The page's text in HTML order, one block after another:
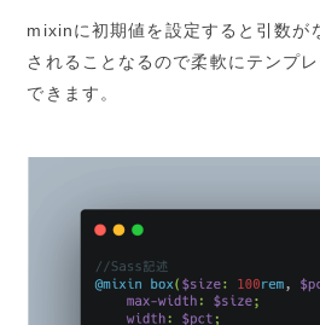
mixinに初期値を設定すると引数が
されることなるので柔軟にテンプ
できます。